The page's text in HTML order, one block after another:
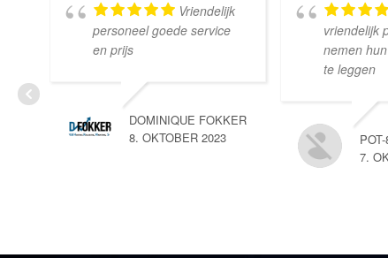
Vriendelijk
personeel goede service
en prijs
DOMINIQUE FOKKER
8. OKTOBER 2023
vriendelijk
nemen
te leggen
7.